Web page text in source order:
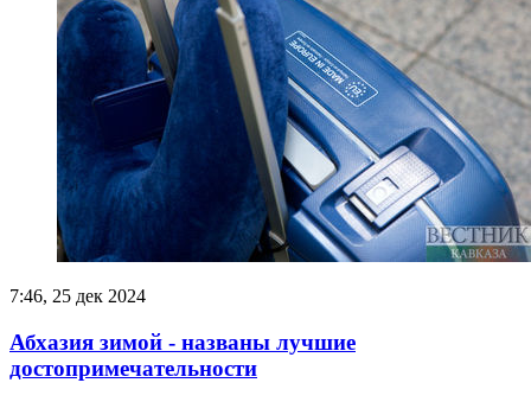
7:46, 25 дек 2024
Абхазия зимой - названы лучшие
достопримечательности